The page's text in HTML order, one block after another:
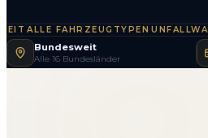
FAHRZEUGTYPEN·UNFALLWAGEN·
Bundesweit
Alle 16 Bundesländer